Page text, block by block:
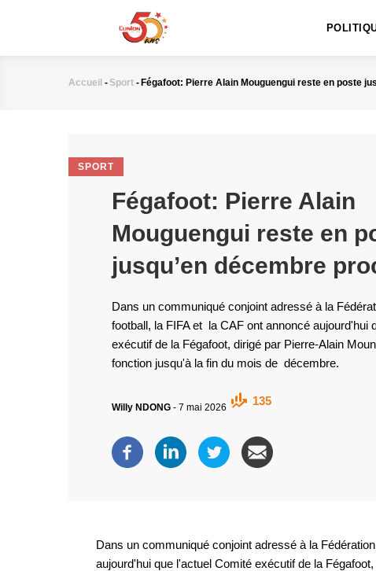
Fil
Accueil - Sport - Fégafoot: Pierre Alain Mouguengui reste en poste
SPORT
Fégafoot: Pierre Alain
Mouguengui reste en
jusqu’en décembre
Dans un communiqué conjoint adressé à la
football, la FIFA et la CAF ont annoncé aujourd'hui
exécutif de la Fégafoot, dirigé par Pierre-Alain
fonction jusqu'à la fin du mois de décembre.
Willy NDONG - 7 mai 2026
135
Dans un communiqué conjoint adressé à la
aujourd'hui que l'actuel Comité exécutif de la